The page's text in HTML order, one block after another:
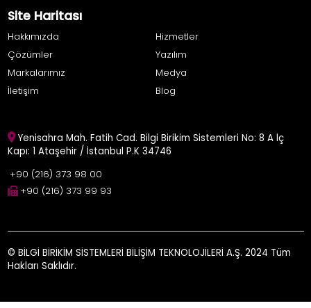
Site Haritası
Hakkımızda
Hizmetler
Çözümler
Yazılım
Markalarımız
Medya
İletişim
Blog
Yenisahra Mah. Fatih Cad. Bilgi Birikim Sistemleri No: 8 A İç
Kapı: 1 Ataşehir / İstanbul P.K 34746
+90 (216) 373 98 00
+90 (216) 373 99 93
© BİLGİ BİRİKİM SİSTEMLERİ BİLİŞİM TEKNOLOJİLERİ A.Ş. 2024 Tüm
Hakları Saklıdır.